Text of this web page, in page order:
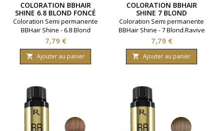
COLORATION BBHAIR
SHINE 6.8 BLOND FONCÉ
EXPRESSO
Coloration Semi permanente
BBHair Shine - 6.8 Blond
foncé expresso.Ravive la
couleur en toute
simplicité.Gamme : BBHair.
Marque : Generik.
Prix
7,79 €
 Ajouter au panier
COLORATION BBHAIR
SHINE 7 BLOND
Coloration Semi permanente
BBHair Shine - 7 Blond.Ravive
la couleur en toute
simplicité.Gamme : BBHair.
Marque : Generik.
Contenance 60 millimètres.
Prix
7,79 €
 Ajouter au panier